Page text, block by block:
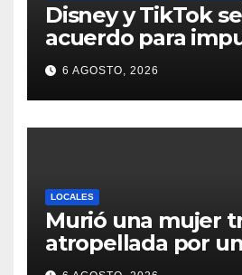
Disney y TikTok
acuerdo para
creación de
en formato vertical
6 AGOSTO, 2026
LOCALES
Murió una mujer
atropellada por
motocicleta en